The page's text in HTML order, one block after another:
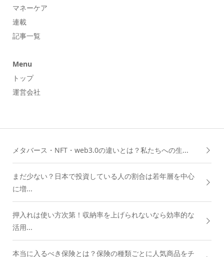
マネーケア
連載
記事一覧
Menu
トップ
運営会社
メタバース・NFT・web3.0の違いとは？私たちへの生...
まだ少ない？日本で投資している人の割合は若年層を中心
に増...
押入れは使い方次第！収納率を上げられないなら効率的な
活用...
本当に入るべき保険とは？保険の種類ごとに人気商品をチ